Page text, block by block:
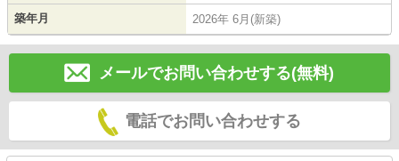
築年月 2026年 6月(新築)
メールでお問い合わせする(無料)
電話でお問い合わせする